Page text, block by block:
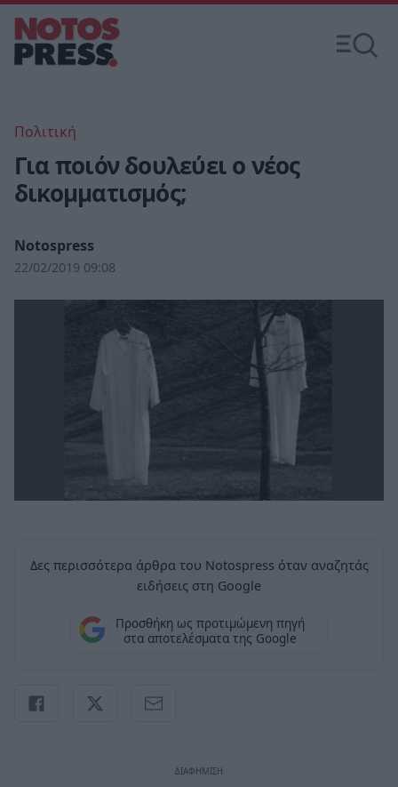
Πολιτική
Για ποιόν δουλεύει ο νέος
δικομματισμός;
Notospress
22/02/2019 09:08
Δες περισσότερα άρθρα του Notospress όταν αναζητάς
ειδήσεις στη Google
Προσθήκη ως προτιμώμενη πηγή
στα αποτελέσματα της Google